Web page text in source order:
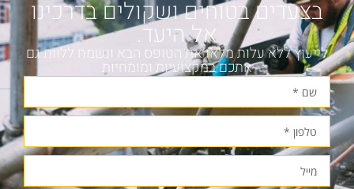
בצעדים בטוחים ושקולים בדרכינו
אל היעד.
לייעוץ ללא עלות מלאו את הטופס הבא ונשמח ללוות גם
אתכם במקצועיות ומומחיות